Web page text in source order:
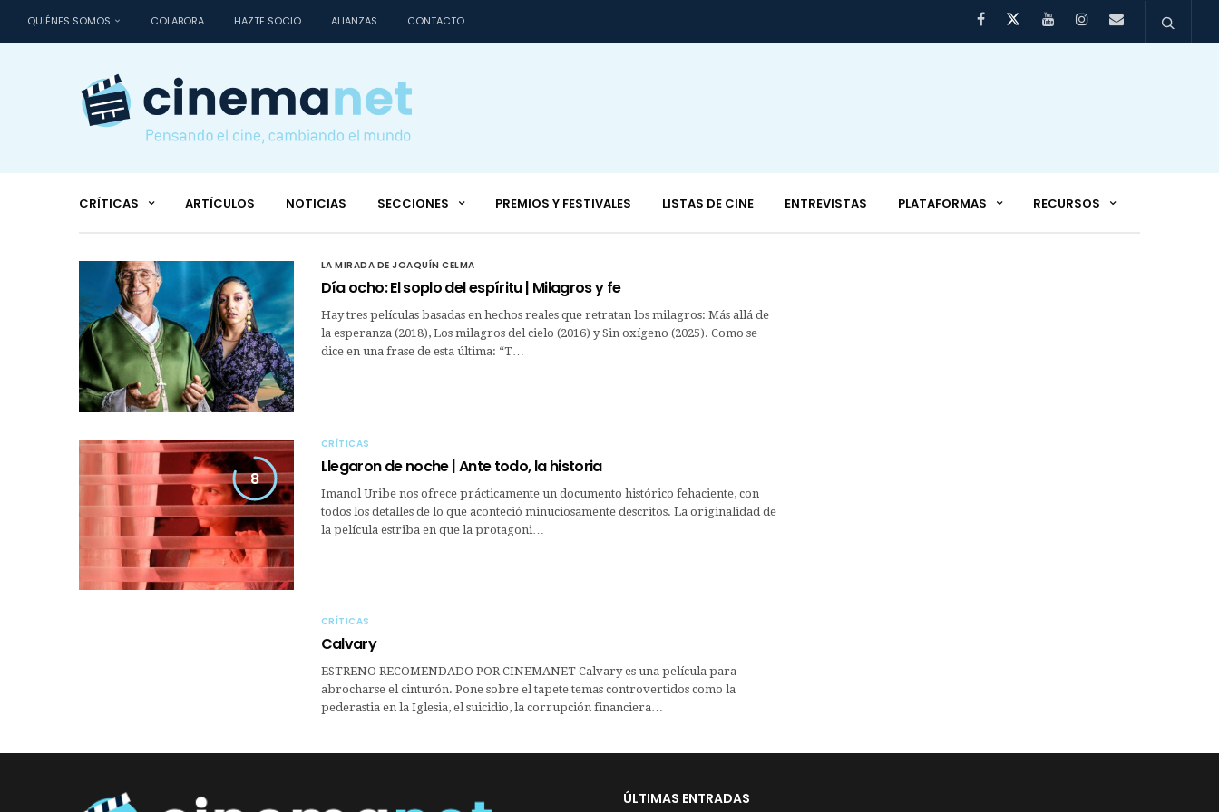
QUIÉNES SOMOS COLABORA HAZTE SOCIO ALIANZAS CONTACTO
CRÍTICAS ARTÍCULOS NOTICIAS SECCIONES PREMIOS Y FESTIVALES LISTAS DE CINE ENTREVISTAS PLATAFORMAS RECURSOS
LA MIRADA DE JOAQUÍN CELMA
Día ocho: El soplo del espíritu | Milagros y fe
Hay tres películas basadas en hechos reales que retratan los milagros: Más allá de
la esperanza (2018), Los milagros del cielo (2016) y Sin oxígeno (2025). Como se
dice en una frase de esta última: “T…
8
CRÍTICAS
Llegaron de noche | Ante todo, la historia
Imanol Uribe nos ofrece prácticamente un documento histórico fehaciente, con
todos los detalles de lo que aconteció minuciosamente descritos. La originalidad de
la película estriba en que la protagoni…
CRÍTICAS
Calvary
ESTRENO RECOMENDADO POR CINEMANET Calvary es una película para
abrocharse el cinturón. Pone sobre el tapete temas controvertidos como la
pederastia en la Iglesia, el suicidio, la corrupción financiera…
ÚLTIMAS ENTRADAS